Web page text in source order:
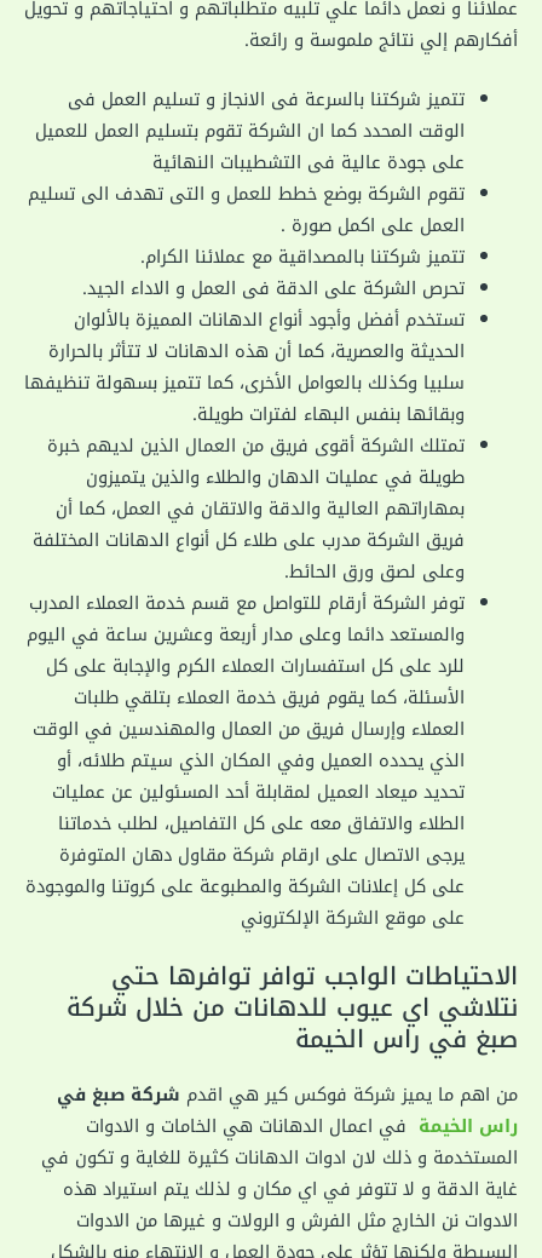
عملائنا و نعمل دائما علي تلبيه متطلباتهم و احتياجاتهم و تحويل
أفكارهم إلي نتائج ملموسة و رائعة.
تتميز شركتنا بالسرعة فى الانجاز و تسليم العمل فى
الوقت المحدد كما ان الشركة تقوم بتسليم العمل للعميل
على جودة عالية فى التشطيبات النهائية
تقوم الشركة بوضع خطط للعمل و التى تهدف الى تسليم
العمل على اكمل صورة .
تتميز شركتنا بالمصداقية مع عملائنا الكرام.
تحرص الشركة على الدقة فى العمل و الاداء الجيد.
تستخدم أفضل وأجود أنواع الدهانات المميزة بالألوان
الحديثة والعصرية، كما أن هذه الدهانات لا تتأثر بالحرارة
سلبيا وكذلك بالعوامل الأخرى، كما تتميز بسهولة تنظيفها
وبقائها بنفس البهاء لفترات طويلة.
تمتلك الشركة أقوى فريق من العمال الذين لديهم خبرة
طويلة في عمليات الدهان والطلاء والذين يتميزون
بمهاراتهم العالية والدقة والاتقان في العمل، كما أن
فريق الشركة مدرب على طلاء كل أنواع الدهانات المختلفة
وعلى لصق ورق الحائط.
توفر الشركة أرقام للتواصل مع قسم خدمة العملاء المدرب
والمستعد دائما وعلى مدار أربعة وعشرين ساعة في اليوم
للرد على كل استفسارات العملاء الكرم والإجابة على كل
الأسئلة، كما يقوم فريق خدمة العملاء بتلقي طلبات
العملاء وإرسال فريق من العمال والمهندسين في الوقت
الذي يحدده العميل وفي المكان الذي سيتم طلائه، أو
تحديد ميعاد العميل لمقابلة أحد المسئولين عن عمليات
الطلاء والاتفاق معه على كل التفاصيل، لطلب خدماتنا
يرجى الاتصال على ارقام شركة مقاول دهان المتوفرة
على كل إعلانات الشركة والمطبوعة على كروتنا والموجودة
على موقع الشركة الإلكتروني
الاحتياطات الواجب توافر توافرها حتي
نتلاشي اي عيوب للدهانات من خلال شركة
صبغ في راس الخيمة
من اهم ما يميز شركة فوكس كير هي اقدم شركة صبغ في
راس الخيمة في اعمال الدهانات هي الخامات و الادوات
المستخدمة و ذلك لان ادوات الدهانات كثيرة للغاية و تكون في
غاية الدقة و لا تتوفر في اي مكان و لذلك يتم استيراد هذه
الادوات نن الخارج مثل الفرش و الرولات و غيرها من الادوات